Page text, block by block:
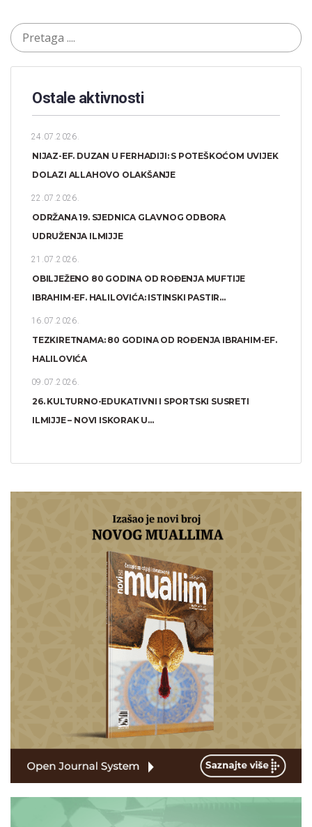
Ostale aktivnosti
24.07.2026.
NIJAZ-EF. DUZAN U FERHADIJI: S POTEŠKOĆOM UVIJEK
DOLAZI ALLAHOVO OLAKŠANJE
22.07.2026.
ODRŽANA 19. SJEDNICA GLAVNOG ODBORA
UDRUŽENJA ILMIJJE
21.07.2026.
OBILJEŽENO 80 GODINA OD ROĐENJA MUFTIJE
IBRAHIM-EF. HALILOVIĆA: ISTINSKI PASTIR...
16.07.2026.
TEZKIRETNAMA: 80 GODINA OD ROĐENJA IBRAHIM-EF.
HALILOVIĆA
09.07.2026.
26. KULTURNO-EDUKATIVNI I SPORTSKI SUSRETI
ILMIJJE – NOVI ISKORAK U...